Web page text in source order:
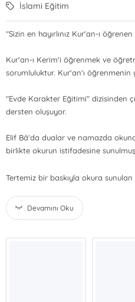
İslami Eğitim
"Sizin en hayırlınız Kur'an-ı
Kur'an-ı Kerim'i öğrenmek ve
sorumluluktur. Kur'an'ı öğrenmenin
"Evde Karakter Eğitimi" dizisinden
dersten oluşuyor.
Elif Bâ'da dualar ve namazda
birlikte okurun istifadesine
Tertemiz bir baskıyla okura
Devamını Oku